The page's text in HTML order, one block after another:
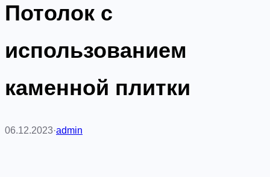
Потолок с
использованием
каменной плитки
06.12.2023·admin